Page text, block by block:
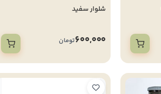
شلوار سفید
600,000تومان